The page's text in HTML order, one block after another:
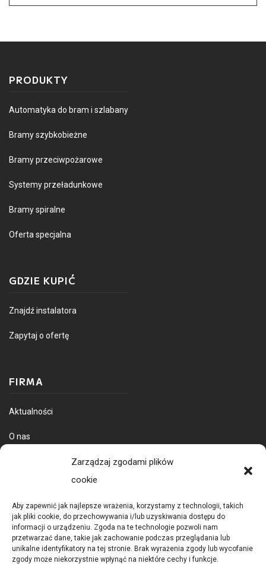
Zarządzaj zgodami plików
cookie
Aby zapewnić jak najlepsze wrażenia, korzystamy z technologii, takich
jak pliki cookie, do przechowywania i/lub uzyskiwania dostępu do
informacji o urządzeniu. Zgoda na te technologie pozwoli nam
przetwarzać dane, takie jak zachowanie podczas przeglądania lub
unikalne identyfikatory na tej stronie. Brak wyrażenia zgody lub wycofanie
zgody może niekorzystnie wpłynąć na niektóre cechy i funkcje.
PRODUKTY
Automatyka do bram i szlabany
Bramy szybkobieżne
Bramy przeciwpożarowe
Systemy przeładunkowe
Bramy spiralne
Oferta specjalna
GDZIE KUPIĆ
Znajdź instalatora
Zapytaj o ofertę
FIRMA
Aktualności
O nas
Dostawa towarów